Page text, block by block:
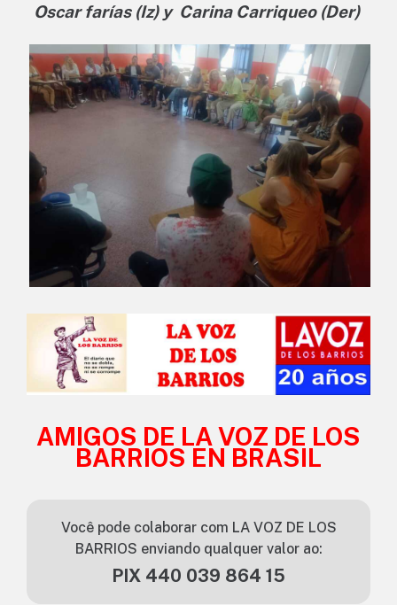
Oscar farías (Iz) y Carina Carriqueo (Der)
AMIGOS DE LA VOZ DE LOS
BARRIOS EN BRASIL
Você pode colaborar com LA VOZ DE LOS
BARRIOS enviando qualquer valor ao:
PIX 440 039 864 15